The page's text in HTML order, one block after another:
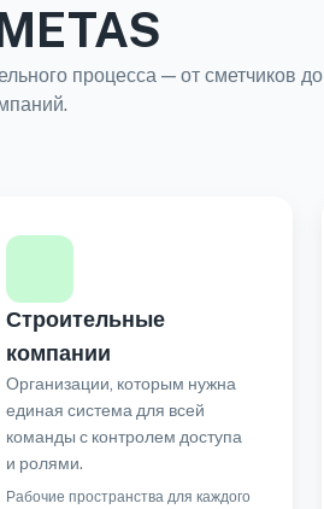
процесса — от сметчиков до
Строительные
компании
Организации, которым нужна
единая система для всей
команды с контролем доступа
и ролями.
Рабочие пространства для каждого